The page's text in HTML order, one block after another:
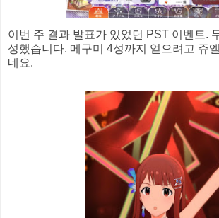
이번 주 결과 발표가 있었던 PST 이벤트.
성했습니다. 메구미 4성까지 얻으려고 쥬
네요.